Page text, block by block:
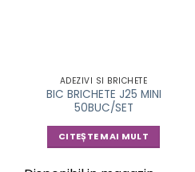
ADEZIVI SI BRICHETE
BIC BRICHETE J25 MINI
50BUC/SET
CITEȘTE MAI MULT